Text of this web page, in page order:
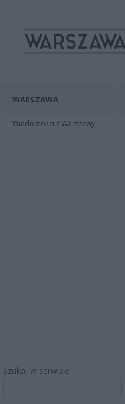
WARSZAWA
Wiadomości z Warszawy
Szukaj w serwisie